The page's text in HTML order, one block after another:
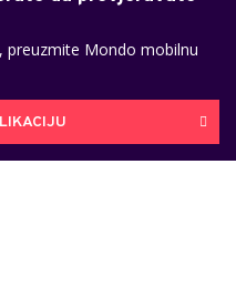
preuzmite Mondo mobilnu